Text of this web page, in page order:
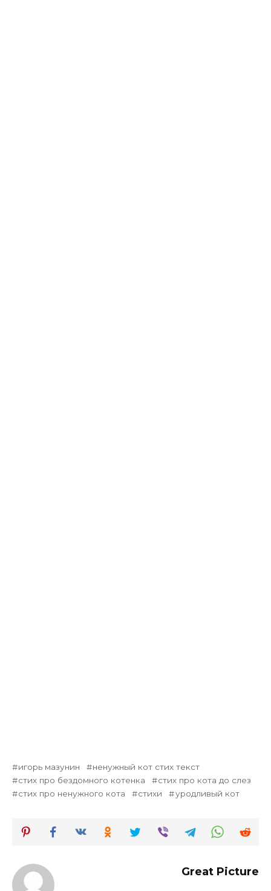
игорь мазунин
ненужный кот стих текст
стих про бездомного котенка
стих про кота до слез
стих про ненужного кота
стихи уродливый кот
Great Picture